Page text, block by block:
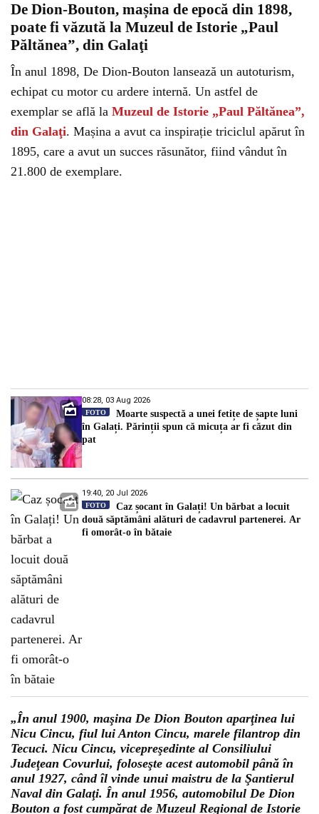
De Dion-Bouton, mașina de epocă din 1898,
poate fi văzută la Muzeul de Istorie „Paul
Păltănea”, din Galaţi
În anul 1898, De Dion-Bouton lansează un autoturism,
echipat cu motor cu ardere internă. Un astfel de
exemplar se află la Muzeul de Istorie „Paul Păltănea”,
din Galaţi. Mașina a avut ca inspirație triciclul apărut în
1895, care a avut un succes răsunător, fiind vândut în
21.800 de exemplare.
08:28, 03 Aug 2026
FOTO
Moarte suspectă a unei fetițe de șapte luni
în Galați. Părinții spun că micuța ar fi căzut din
pat
19:40, 20 Jul 2026
FOTO
Caz șocant în Galați! Un bărbat a locuit
două săptămâni alături de cadavrul partenerei. Ar
fi omorât-o în bătaie
„În anul 1900, maşina De Dion Bouton aparţinea lui
Nicu Cincu, fiul lui Anton Cincu, marele filantrop din
Tecuci. Nicu Cincu, vicepreşedinte al Consiliului
Judeţean Covurlui, foloseşte acest automobil până în
anul 1927, când îl vinde unui maistru de la Şantierul
Naval din Galaţi. În anul 1956, automobilul De Dion
Bouton a fost cumpărat de Muzeul Regional de Istorie